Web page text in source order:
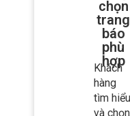
Khách
hàng
chọn
trang
báo
phù
hợp
Khách